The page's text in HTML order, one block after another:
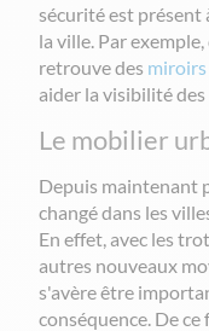
sécurité est présent
la ville. Par
retrouvedes
aider la visibilité
Le mobilier
Depuis maintenant
changé dans les
En effet, avec les
autres nouveaux
s'avère être
conséquence. De